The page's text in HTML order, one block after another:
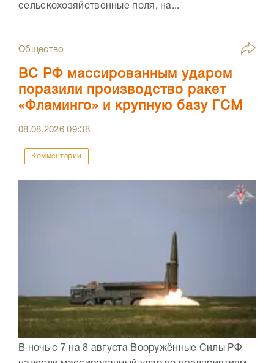
сельскохозяйственные поля, на...
Общество
ВС РФ массированным ударом
поразили производство ракет
«Фламинго» и крупную базу ГСМ
08.08.202609:38
Комментарии
В ночь с 7 на 8 августа Вооружённые Силы РФ